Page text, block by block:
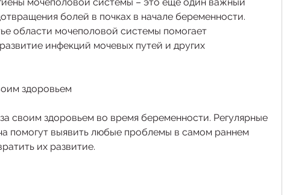
мочеполовой системы – это еще один важный
болей в почках в начале беременности.
области мочеполовой системы помогает
инфекций мочевых путей и других
здоровьем
своим здоровьем во время беременности. Регулярные
помогут выявить любые проблемы в самом раннем
их развитие.